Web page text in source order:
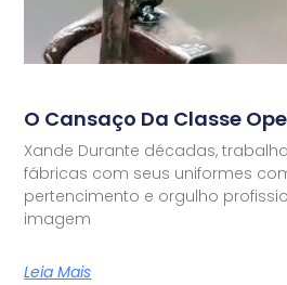
O Cansaço Da Classe
Xande Durante décadas,
fábricas com seus uniformes
pertencimento e orgulho
imagem
Leia Mais